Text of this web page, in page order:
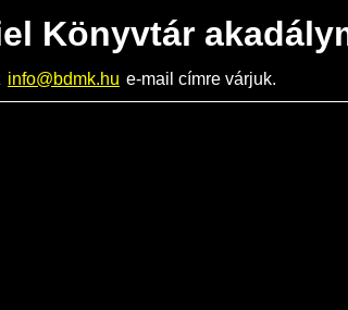
Könyvtár
info@bdmk.hu e-mail címre várjuk.